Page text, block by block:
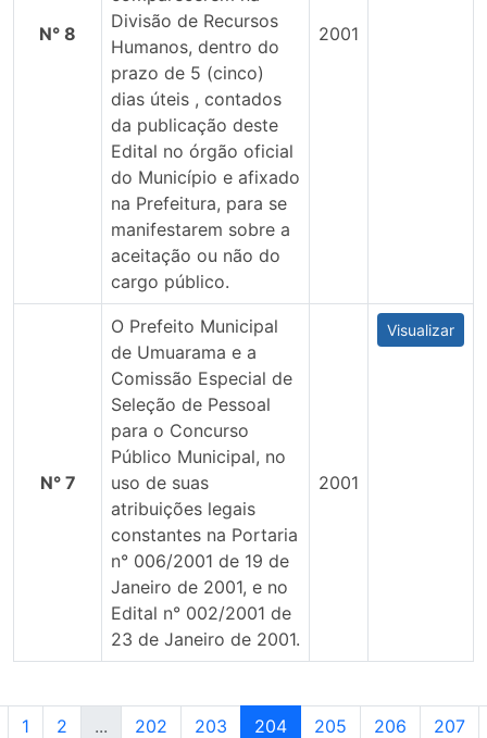
N° 8
Divisão de Recursos
Humanos, dentro do
prazo de 5 (cinco)
dias úteis , contados
da publicação deste
Edital no órgão oficial
do Município e afixado
na Prefeitura, para se
manifestarem sobre a
aceitação ou não do
cargo público.
2001
N° 7
O Prefeito Municipal
de Umuarama e a
Comissão Especial de
Seleção de Pessoal
para o Concurso
Público Municipal, no
uso de suas
atribuições legais
constantes na Portaria
n° 006/2001 de 19 de
Janeiro de 2001, e no
Edital n° 002/2001 de
23 de Janeiro de 2001.
2001
Visualizar
1 2 ... 202 203 204 205 206 207